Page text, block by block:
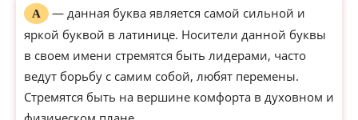
А
— данная буква является самой сильной и
яркой буквой в латинице. Носители данной буквы
в своем имени стремятся быть лидерами, часто
ведут борьбу с самим собой, любят перемены.
Стремятся быть на вершине комфорта в духовном и